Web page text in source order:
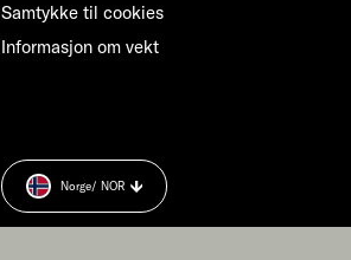
Samtykke til cookies
Informasjon om vekt
Norge/ NOR